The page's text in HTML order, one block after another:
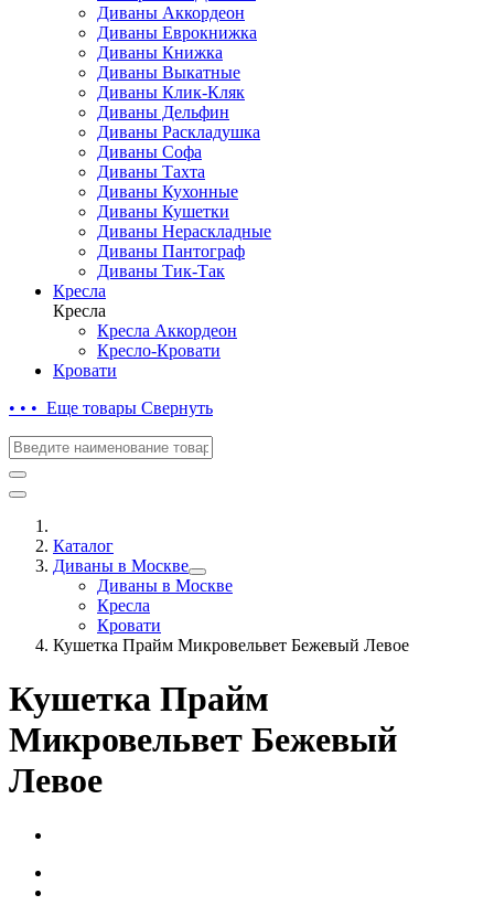
Диваны Аккордеон
Диваны Еврокнижка
Диваны Книжка
Диваны Выкатные
Диваны Клик-Кляк
Диваны Дельфин
Диваны Раскладушка
Диваны Софа
Диваны Тахта
Диваны Кухонные
Диваны Кушетки
Диваны Нераскладные
Диваны Пантограф
Диваны Тик-Так
Кресла
Кресла
Кресла Аккордеон
Кресло-Кровати
Кровати
• • • Еще товары Свернуть
Каталог
Диваны в Москве
Диваны в Москве
Кресла
Кровати
Кушетка Прайм Микровельвет Бежевый Левое
Кушетка Прайм
Микровельвет Бежевый
Левое